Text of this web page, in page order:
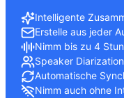
Intelligente
Erstelle aus jeder
Nimm bis zu 4
Speaker
Automatische
Nimm auch ohne